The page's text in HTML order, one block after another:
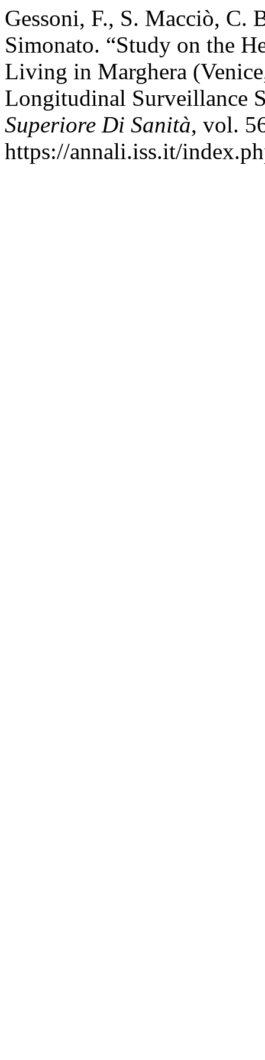
Gessoni, F., S. Macciò,
Simonato. “Study on the
Living in Marghera
Longitudinal Surveillance
Superiore Di Sanità, vol.
https://annali.iss.it/